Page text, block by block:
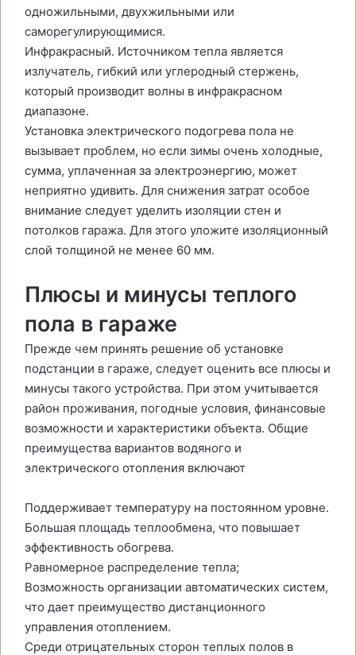
одножильными, двухжильными или
саморегулирующимися.
Инфракрасный. Источником тепла является
излучатель, гибкий или углеродный стержень,
который производит волны в инфракрасном
диапазоне.
Установка электрического подогрева пола не
вызывает проблем, но если зимы очень холодные,
сумма, уплаченная за электроэнергию, может
неприятно удивить. Для снижения затрат особое
внимание следует уделить изоляции стен и
потолков гаража. Для этого уложите изоляционный
слой толщиной не менее 60 мм.
Плюсы и минусы теплого
пола в гараже
Прежде чем принять решение об установке
подстанции в гараже, следует оценить все плюсы и
минусы такого устройства. При этом учитывается
район проживания, погодные условия, финансовые
возможности и характеристики объекта. Общие
преимущества вариантов водяного и
электрического отопления включают
Поддерживает температуру на постоянном уровне.
Большая площадь теплообмена, что повышает
эффективность обогрева.
Равномерное распределение тепла;
Возможность организации автоматических систем,
что дает преимущество дистанционного
управления отоплением.
Среди отрицательных сторон теплых полов в